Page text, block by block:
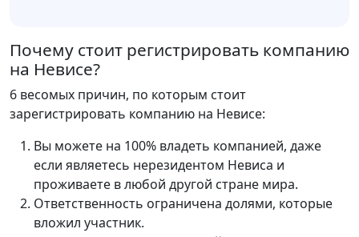
Почему стоит регистрировать компанию
на Невисе?
6 весомых причин, по которым стоит
зарегистрировать компанию на Невисе:
Вы можете на 100% владеть компанией, даже
если являетесь нерезидентом Невиса и
проживаете в любой другой стране мира.
Ответственность ограничена долями, которые
вложил участник.